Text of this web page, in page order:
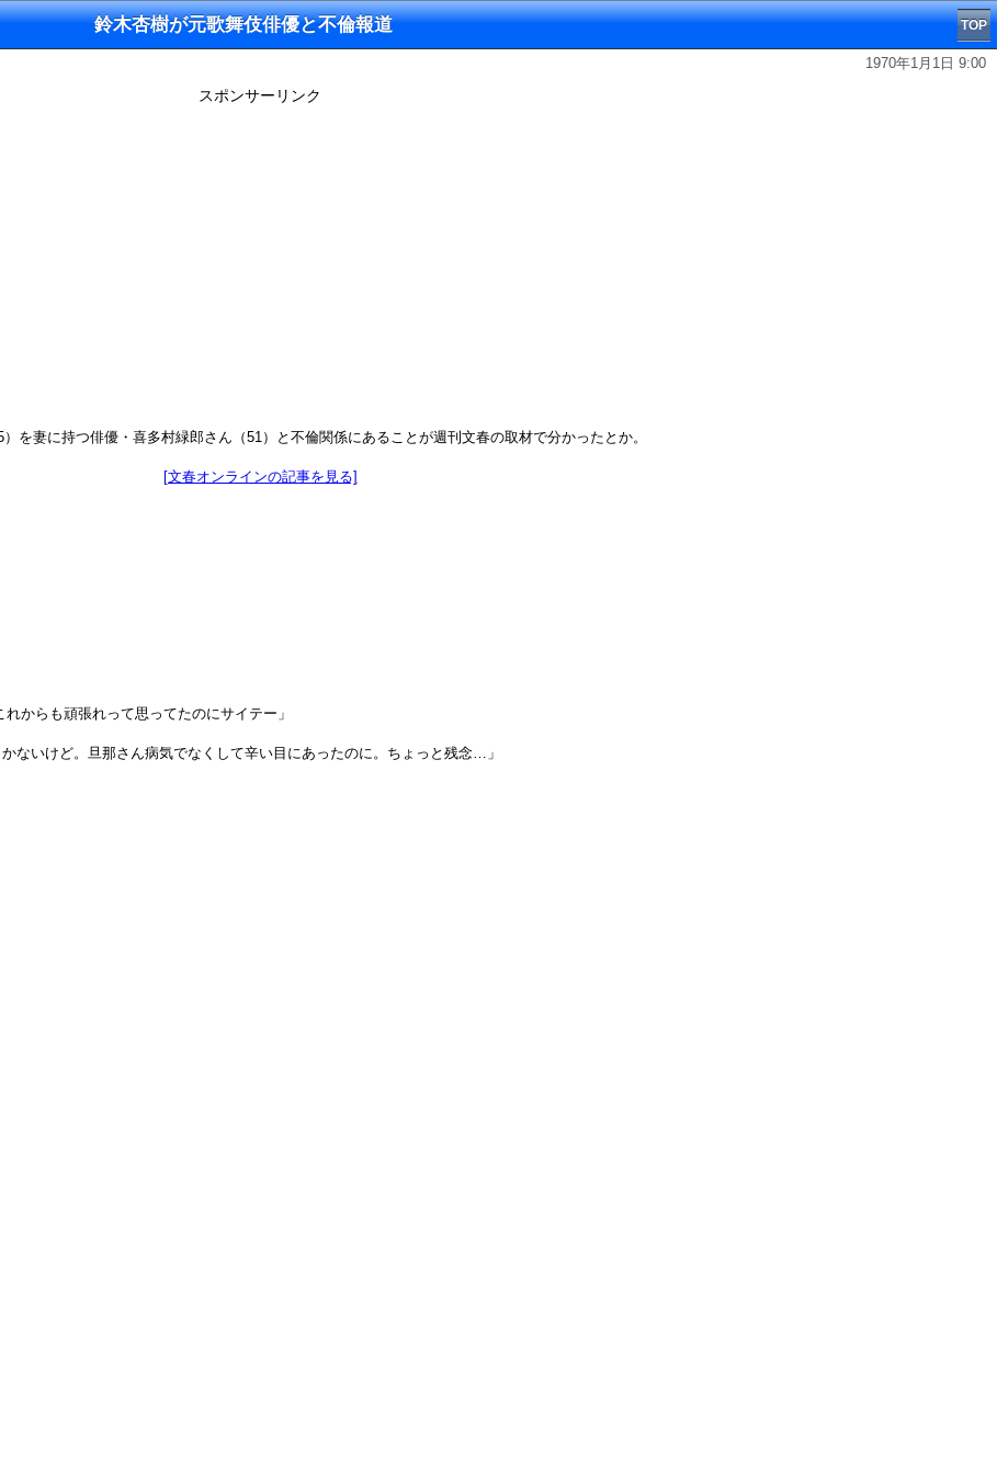
鈴木杏樹が元歌舞伎俳優と不倫報道 TOP
1970年1月1日 9:00
スポンサーリンク
を妻に持つ俳優・喜多村緑郎さん（51）と不倫関係にあることが週刊文春の取材で分かったとか。
[文春オンラインの記事を見る]
からも頑張れって思ってたのにサイテー」
ないけど。旦那さん病気でなくして辛い目にあったのに。ちょっと残念…」